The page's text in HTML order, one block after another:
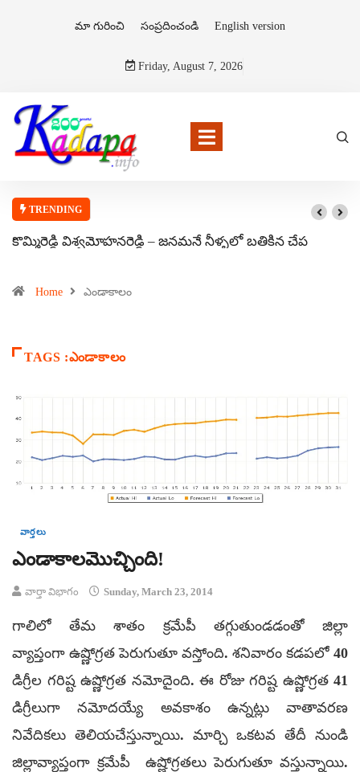
మా గురించి సంప్రదించండి English version
Friday, August 7, 2026
TRENDING
కొమ్మిరెడ్డి విశ్వమోహనరెడ్డి – జనమనే నీళ్ళలో బతికిన చేప
Home ఎండాకాలం
TAGS :ఎండాకాలం
వార్తలు
ఎండాకాలమొచ్చింది!
వార్తా విభాగం Sunday, March 23, 2014
గాలిలో తేమ శాతం క్రమేపీ తగ్గుతుండడంతో జిల్లా
వ్యాప్తంగా ఉష్ణోగ్రత పెరుగుతూ వస్తోంది. శనివారం కడపలో 40
డిగ్రీల గరిష్ట ఉష్ణోగ్రత నమోదైంది. ఈ రోజు గరిష్ట ఉష్ణోగ్రత 41
డిగ్రీలుగా నమోదయ్యే అవకాశం ఉన్నట్లు వాతావరణ
నివేదికలు తెలియచేస్తున్నాయి. మార్చి ఒకటవ తేదీ నుండి
జిల్లావ్యాప్తంగా క్రమేపీ ఉష్ణోగ్రతలు పెరుగుతూ వస్తున్నాయి.